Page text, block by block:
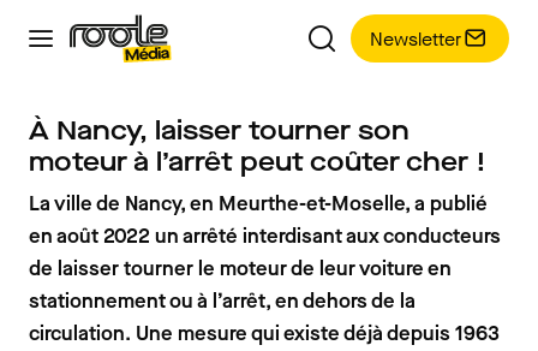
Newsletter
À Nancy, laisser tourner son
moteur à l’arrêt peut coûter cher !
La ville de Nancy, en Meurthe-et-Moselle, a publié
en août 2022 un arrêté interdisant aux conducteurs
de laisser tourner le moteur de leur voiture en
stationnement ou à l’arrêt, en dehors de la
circulation. Une mesure qui existe déjà depuis 1963